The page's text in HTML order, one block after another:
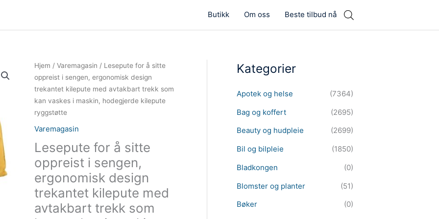
Butikk Om oss Beste tilbud nå
Hjem / Varemagasin / Lesepute for å sitte
oppreist i sengen, ergonomisk design
trekantet kilepute med avtakbart trekk som
kan vaskes i maskin, hodegjerde kilepute
ryggstøtte
Varemagasin
Lesepute for å sitte
oppreist i sengen,
ergonomisk design
trekantet kilepute med
avtakbart trekk som
Kategorier
Apotek og helse
(7364)
Bag og koffert
(2695)
Beauty og hudpleie
(2699)
Bil og bilpleie
(1850)
Bladkongen
(0)
Blomster og planter
(51)
Bøker
(0)